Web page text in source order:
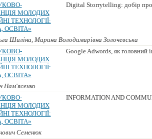
МОЛОДИХ
ТЕХНОЛОГІЇ:
ОСВІТА»
Digital Storrytelling: добір
Шиліна, Марина Володимирівна Золочевська
МОЛОДИХ
ТЕХНОЛОГІЇ:
ОСВІТА»
Google Adwords, як головний
Нам'ясенко
МОЛОДИХ
ТЕХНОЛОГІЇ:
ОСВІТА»
INFORMATION AND
Семенюк